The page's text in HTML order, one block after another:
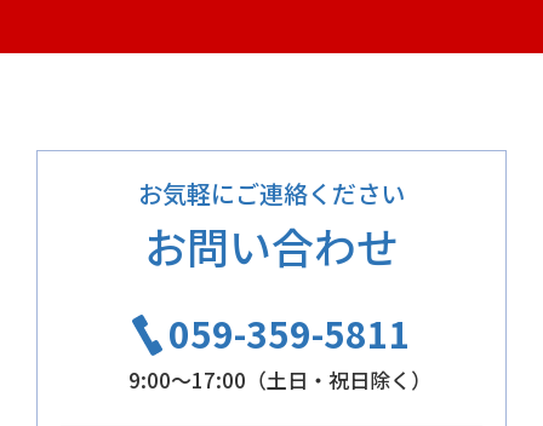
お気軽にご連絡ください
お問い合わせ
059-359-5811
9:00～17:00（土日・祝日除く）